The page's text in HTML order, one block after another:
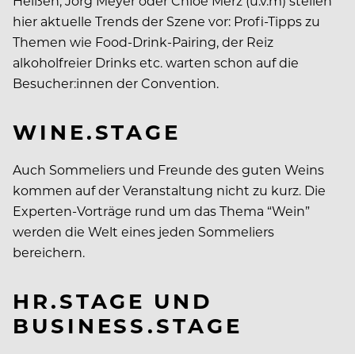
hier aktuelle Trends der Szene vor: Profi-Tipps zu
Themen wie Food-Drink-Pairing, der Reiz
alkoholfreier Drinks etc. warten schon auf die
Besucher:innen der Convention.
WINE.STAGE
Auch Sommeliers und Freunde des guten Weins
kommen auf der Veranstaltung nicht zu kurz. Die
Experten-Vorträge rund um das Thema “Wein”
werden die Welt eines jeden Sommeliers
bereichern.
HR.STAGE UND
BUSINESS.STAGE